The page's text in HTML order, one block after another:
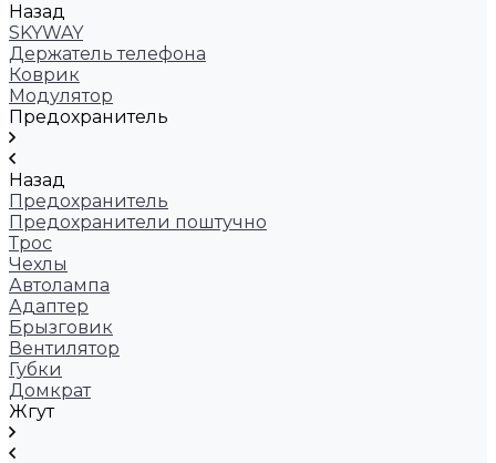
Назад
SKYWAY
Держатель телефона
Коврик
Модулятор
Предохранитель
Назад
Предохранитель
Предохранители поштучно
Трос
Чехлы
Автолампа
Адаптер
Брызговик
Вентилятор
Губки
Домкрат
Жгут